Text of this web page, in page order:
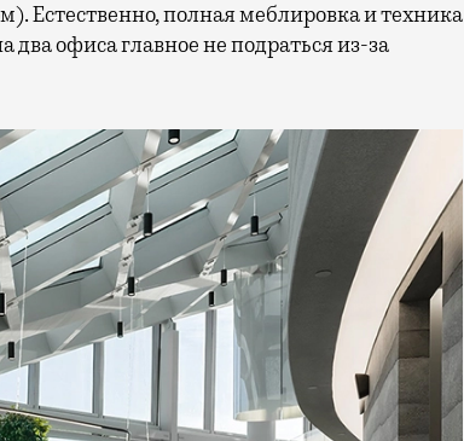
Естественно, полная меблировка и техника
офиса главное не подраться из-за